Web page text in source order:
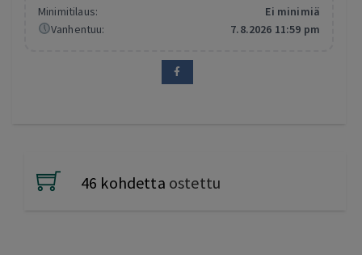
Minimitilaus:
Ei minimiä
Vanhentuu:
7.8.2026 11:59 pm
46 kohdetta ostettu